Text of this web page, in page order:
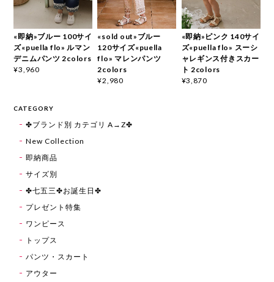
«即納»ブルー 100サイ
ズ«puella flo» ルマン
デニムパンツ 2colors
¥3,960
«sold out»ブルー
120サイズ«puella
flo» マレンパンツ
2colors
¥2,980
«即納»ピンク 140サイ
ズ«puella flo» スーシ
ャレギンス付きスカー
ト 2colors
¥3,870
CATEGORY
✤ブランド別 カテゴリ A→Z✤
New Collection
即納商品
サイズ別
✤七五三✤お誕生日✤
プレゼント特集
ワンピース
トップス
パンツ・スカート
アウター